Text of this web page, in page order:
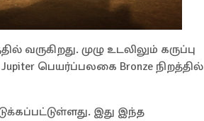
வருகிறது. முழு உடலிலும் கருப்பு
பெயர்ப்பலகை Bronze நிறத்தில்
இது இந்த